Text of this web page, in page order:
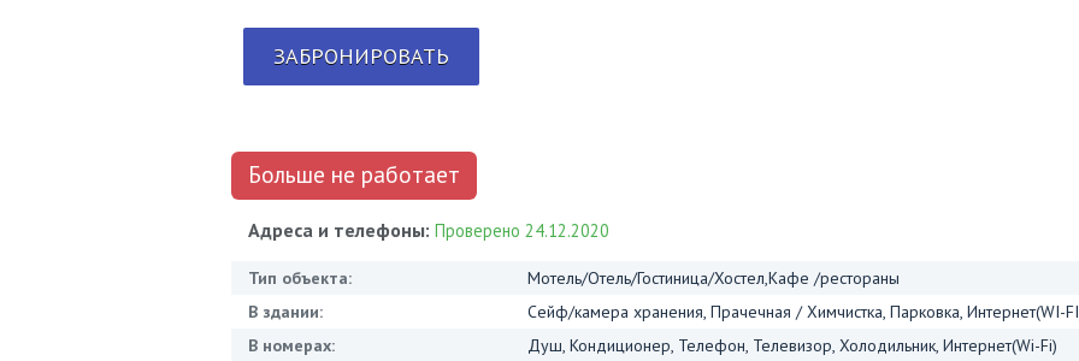
ЗАБРОНИРОВАТЬ
Больше не работает
Адреса и телефоны: Проверено 24.12.2020
Тип объекта:
Мотель/Отель/Гостиница/Хостел,Кафе /рестораны
В здании:
Сейф/камера хранения, Прачечная / Химчистка, Парковка, Интернет(WI-
В номерах:
Душ, Кондиционер, Телефон, Телевизор, Холодильник, Интернет(Wi-Fi)